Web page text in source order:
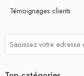
Témoignages clients